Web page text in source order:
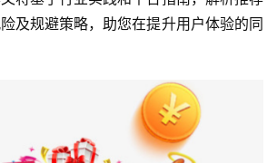
及规避策略，助您在提升用户体验的同